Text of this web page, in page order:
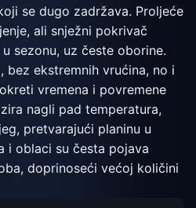
se dugo zadržava. Proljeće
ali snježni pokrivač
sezonu, uz česte oborine.
bez ekstremnih vrućina, no i
vremena i povremene
nagli pad temperatura,
pretvarajući planinu u
i oblaci su česta pojava
doprinoseći većoj količini